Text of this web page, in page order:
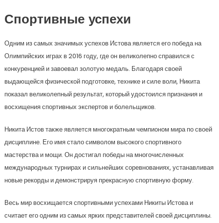
Спортивные успехи
Одним из самых значимых успехов Истова является его победа на
Олимпийских играх в 2016 году, где он великолепно справился с
конкуренцией и завоевал золотую медаль. Благодаря своей
выдающейся физической подготовке, технике и силе воли, Никита
показал великолепный результат, который удостоился признания и
восхищения спортивных экспертов и болельщиков.
Никита Истов также является многократным чемпионом мира по своей
дисциплине. Его имя стало символом высокого спортивного
мастерства и мощи. Он достигал победы на многочисленных
международных турнирах и сильнейших соревнованиях, устанавливая
новые рекорды и демонстрируя прекрасную спортивную форму.
Весь мир восхищается спортивными успехами Никиты Истова и
считает его одним из самых ярких представителей своей дисциплины.